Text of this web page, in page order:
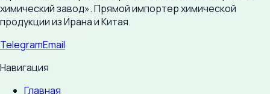
химический завод». Прямой импортер химической
продукции из Ирана и Китая.
TelegramEmail
Навигация
Главная